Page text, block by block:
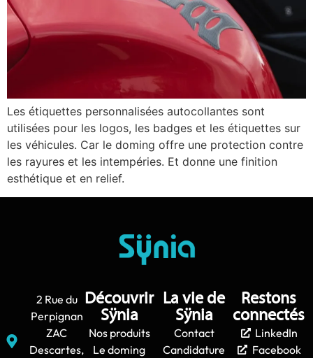
Les étiquettes personnalisées autocollantes sont
utilisées pour les logos, les badges et les étiquettes sur
les véhicules. Car le doming offre une protection contre
les rayures et les intempéries. Et donne une finition
esthétique et en relief.
2 Rue du
Perpignan
ZAC
Descartes,
Découvrir
Sÿnia
Nos produits
Le doming
La vie de
Sÿnia
Contact
Candidature
Restons
connectés
LinkedIn
Facebook